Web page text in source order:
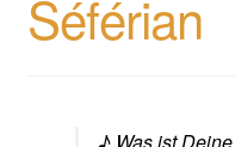
Séférian
♪ Was ist